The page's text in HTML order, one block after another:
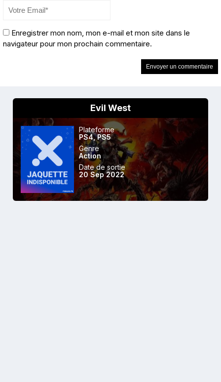
Enregistrer mon nom, mon e-mail et mon site dans le
navigateur pour mon prochain commentaire.
Evil West
Plateforme
PS4,PS5
Genre
Action
Date de sortie
20 Sep 2022